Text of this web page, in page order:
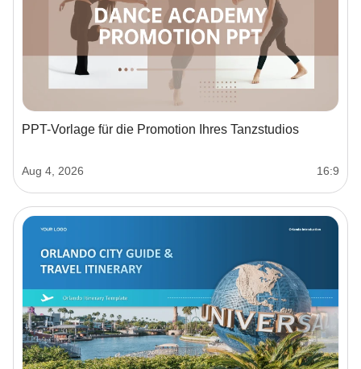
PPT-Vorlage für die Promotion Ihres Tanzstudios
Aug 4, 2026 16:9